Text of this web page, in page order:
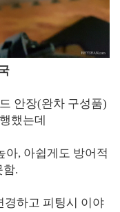
안장(완차 구성품)
했는데
아, 아쉽게도 방어적
함.
경하고 피팅시 이야